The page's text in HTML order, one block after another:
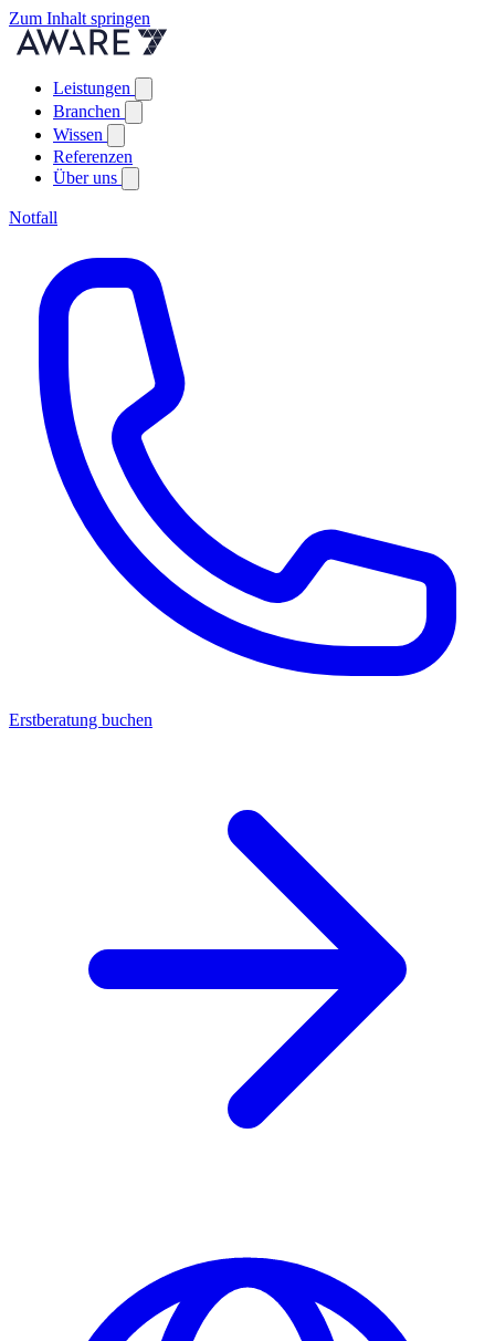
Zum Inhalt springen
Leistungen
Branchen
Wissen
Referenzen
Über uns
Notfall
Erstberatung buchen